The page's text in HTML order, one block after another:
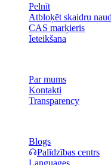
Pelnīt
Atbloķēt skaidru
CAS marķieris
Ieteikšana
Par mums
Kontakti
Transparency
Blogs
Palīdzības centrs
Languages